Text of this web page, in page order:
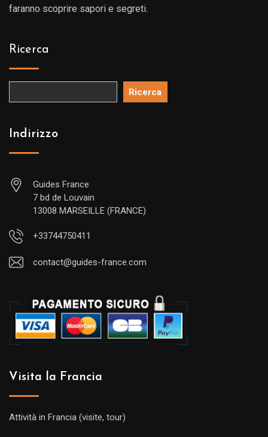
faranno scoprire sapori e segreti.
Ricerca
Ricerca
Indirizzo
Guides France
7 bd de Louvain
13008 MARSEILLE (FRANCE)
+33744750411
contact@guides-france.com
Visita la Francia
Attività in Francia (visite, tour)